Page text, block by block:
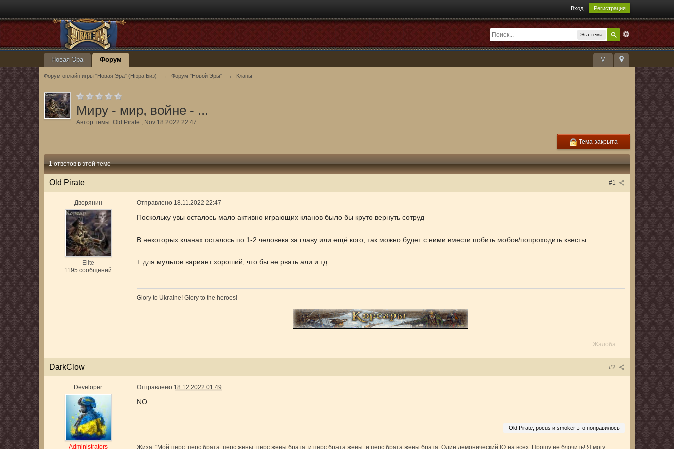
Вход Регистрация
Эта тема
V
Новая Эра Форум
Форум онлайн игры "Новая Эра" (Нюра Биз) → Форум "Новой Эры" → Кланы
Миру - мир, войне - ...
Автор темы:Old Pirate , Nov 18 2022 22:47
Тема закрыта
1 ответов в этой теме
#1
Old Pirate
Дворянин
Elite
1195 сообщений
Отправлено 18.11.2022 22:47
Поскольку увы осталось мало активно играющих кланов было бы круто вернуть сотруд
В некоторых кланах осталось по 1-2 человека за главу или ещё кого, так можно будет с ними вмести побить мобов/попроходить квесты
+ для мультов вариант хороший, что бы не рвать али и тд
Glory to Ukraine! Glory to the heroes!
Жалоба
#2
DarkClow
Developer
Administrators
Отправлено 18.12.2022 01:49
NO
Old Pirate, pocus и smoker это понравилось
Жиза: "Мой перс, перс брата, перс жены, перс жены брата, и перс брата жены, и перс брата жены брата. Один демонический IQ на всех. Прошу не блочить! Я могу